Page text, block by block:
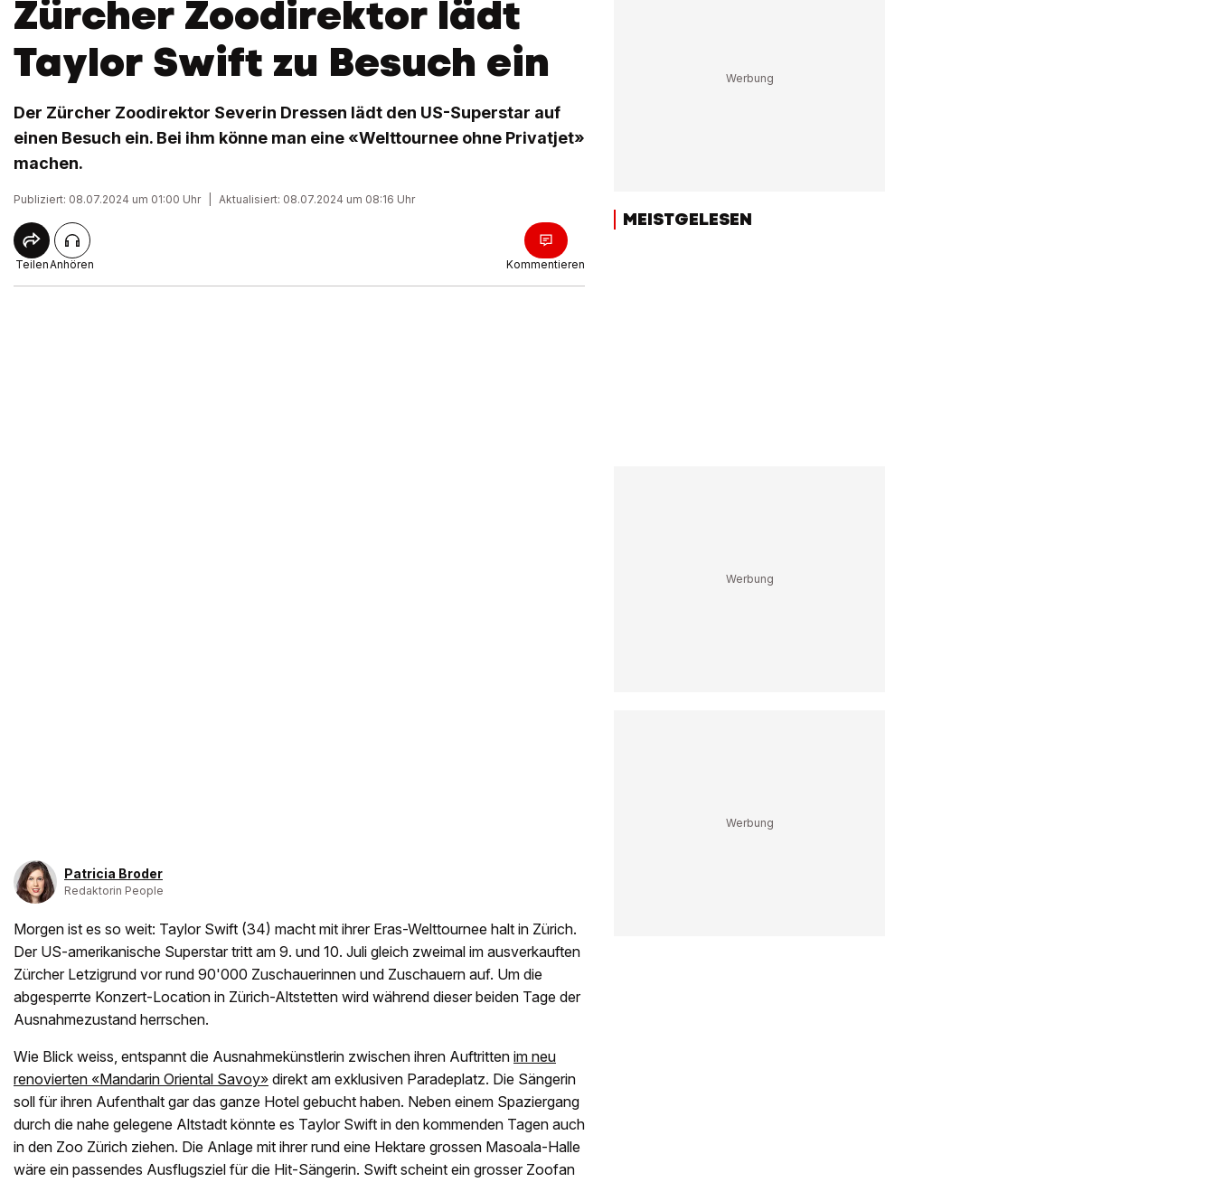
Zürcher Zoodirektor lädt
Taylor Swift zu Besuch ein
Der Zürcher Zoodirektor Severin Dressen lädt den US-Superstar auf
einen Besuch ein. Bei ihm könne man eine «Welttournee ohne Privatjet»
machen.
Publiziert: 08.07.2024 um 01:00 Uhr Aktualisiert: 08.07.2024 um 08:16 Uhr
TeilenAnhören Kommentieren
Patricia Broder
Redaktorin People
Morgen ist es so weit: Taylor Swift (34) macht mit ihrer Eras-Welttournee halt in Zürich.
Der US-amerikanische Superstar tritt am 9. und 10. Juli gleich zweimal im ausverkauften
Zürcher Letzigrund vor rund 90'000 Zuschauerinnen und Zuschauern auf. Um die
abgesperrte Konzert-Location in Zürich-Altstetten wird während dieser beiden Tage der
Ausnahmezustand herrschen.
Wie Blick weiss, entspannt die Ausnahmekünstlerin zwischen ihren Auftritten im neu
renovierten «Mandarin Oriental Savoy» direkt am exklusiven Paradeplatz. Die Sängerin
soll für ihren Aufenthalt gar das ganze Hotel gebucht haben. Neben einem Spaziergang
durch die nahe gelegene Altstadt könnte es Taylor Swift in den kommenden Tagen auch
in den Zoo Zürich ziehen. Die Anlage mit ihrer rund eine Hektare grossen Masoala-Halle
wäre ein passendes Ausflugsziel für die Hit-Sängerin. Swift scheint ein grosser Zoofan
MEISTGELESEN